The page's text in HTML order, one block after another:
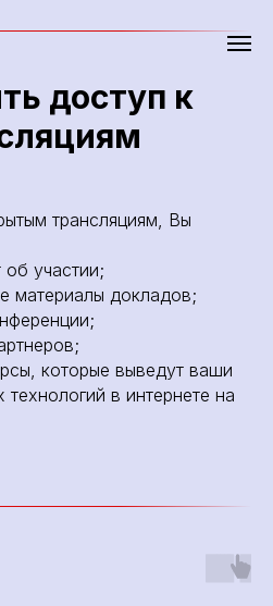
доступ к
трансляциям, Вы
участии;
материалы докладов;
которые выведут ваши
технологий в интернете на